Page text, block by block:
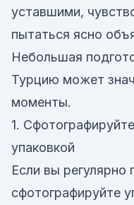
уставшими,
пытаться ясно
Небольшая
Турцию может
моменты.
1.
упаковкой
Если вы регулярно
сфотографируйте